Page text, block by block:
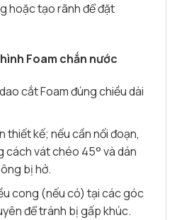
hoặc tạo rãnh để đặt
Foam chắn nước
cắt Foam đúng chiều dài
thiết kế; nếu cần nối đoạn,
cách vát chéo 45° và dán
bị hở.
cong (nếu có) tại các góc
để tránh bị gấp khúc.